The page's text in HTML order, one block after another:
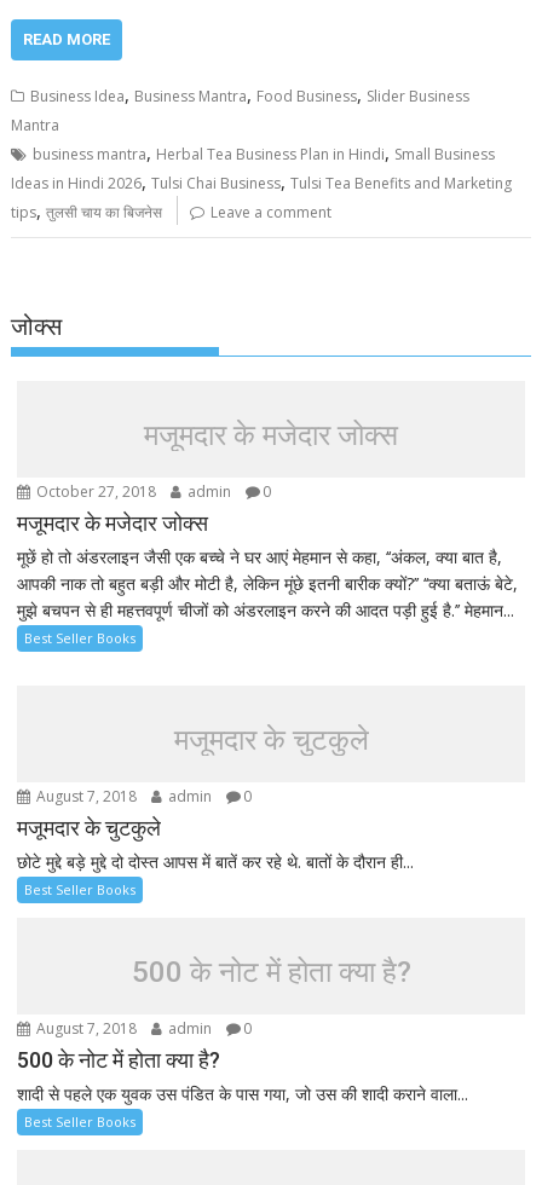
READ MORE
Business Idea, Business Mantra, Food Business, Slider Business
Mantra
business mantra, Herbal Tea Business Plan in Hindi, Small Business
Ideas in Hindi 2026,Tulsi Chai Business,Tulsi Tea Benefits and Marketing
tips,तुलसी चाय का बिजनेस Leave a comment
जोक्स
मजूमदार के मजेदार जोक्स
October 27, 2018 admin 0
मजूमदार के मजेदार जोक्स
मूछें हो तो अंडरलाइन जैसी एक बच्चे ने घर आएं मेहमान से कहा, ‘‘अंकल, क्या बात है,
आपकी नाक तो बहुत बड़ी और मोटी है, लेकिन मूंछे इतनी बारीक क्यों?’’ ‘‘क्या बताऊं बेटे,
मुझे बचपन से ही महत्तवपूर्ण चीजों को अंडरलाइन करने की आदत पड़ी हुई है.’’ मेहमान...
Best Seller Books
मजूमदार के चुटकुले
August 7, 2018 admin 0
मजूमदार के चुटकुले
छोटे मुद्दे बड़े मुद्दे दो दोस्त आपस में बातें कर रहे थे. बातों के दौरान ही...
Best Seller Books
500 के नोट में होता क्या है?
August 7, 2018 admin 0
500 के नोट में होता क्या है?
शादी से पहले एक युवक उस पंडित के पास गया, जो उस की शादी कराने वाला...
Best Seller Books